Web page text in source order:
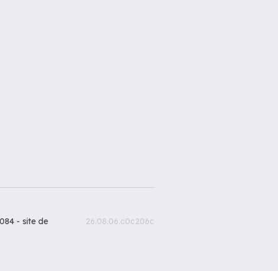
- site de
26.08.06.c0c206c